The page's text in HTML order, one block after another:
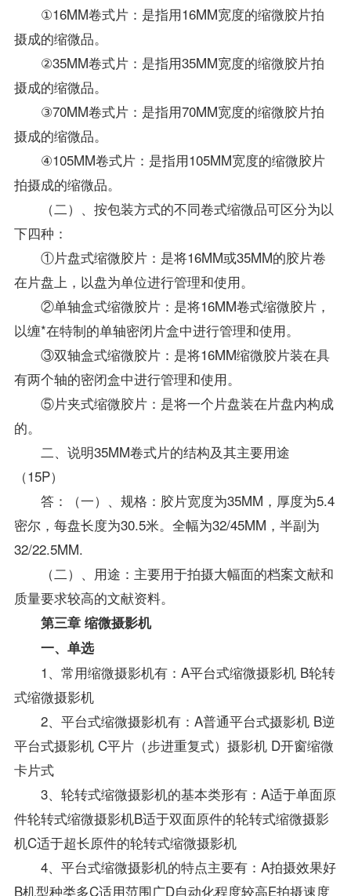
①16MM卷式片：是指用16MM宽度的缩微胶片拍
摄成的缩微品。
②35MM卷式片：是指用35MM宽度的缩微胶片拍
摄成的缩微品。
③70MM卷式片：是指用70MM宽度的缩微胶片拍
摄成的缩微品。
④105MM卷式片：是指用105MM宽度的缩微胶片
拍摄成的缩微品。
（二）、按包装方式的不同卷式缩微品可区分为以
下四种：
①片盘式缩微胶片：是将16MM或35MM的胶片卷
在片盘上，以盘为单位进行管理和使用。
②单轴盒式缩微胶片：是将16MM卷式缩微胶片，
以缠*在特制的单轴密闭片盒中进行管理和使用。
③双轴盒式缩微胶片：是将16MM缩微胶片装在具
有两个轴的密闭盒中进行管理和使用。
⑤片夹式缩微胶片：是将一个片盘装在片盘内构成
的。
二、说明35MM卷式片的结构及其主要用途
（15P）
答：（一）、规格：胶片宽度为35MM，厚度为5.4
密尔，每盘长度为30.5米。全幅为32/45MM，半副为
32/22.5MM.
（二）、用途：主要用于拍摄大幅面的档案文献和
质量要求较高的文献资料。
第三章 缩微摄影机
一、单选
1、常用缩微摄影机有：A平台式缩微摄影机 B轮转
式缩微摄影机
2、平台式缩微摄影机有：A普通平台式摄影机 B逆
平台式摄影机 C平片（步进重复式）摄影机 D开窗缩微
卡片式
3、轮转式缩微摄影机的基本类形有：A适于单面原
件轮转式缩微摄影机B适于双面原件的轮转式缩微摄影
机C适于超长原件的轮转式缩微摄影机
4、平台式缩微摄影机的特点主要有：A拍摄效果好
B机型种类多C适用范围广D自动化程度较高E拍摄速度